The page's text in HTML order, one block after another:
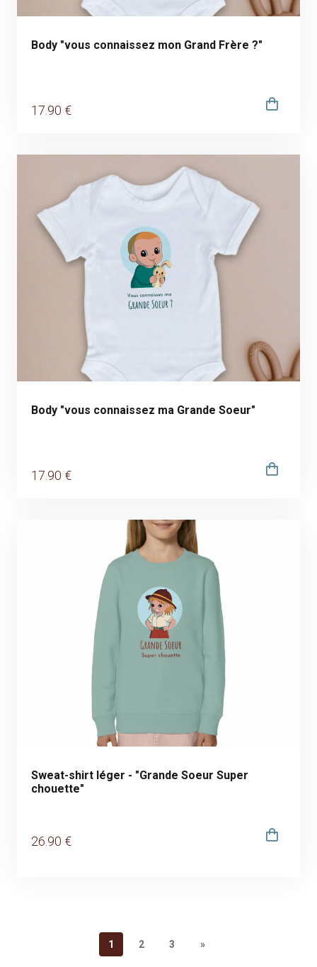
Body "vous connaissez mon Grand Frère ?"
17 .90 €
Body "vous connaissez ma Grande Soeur"
17 .90 €
Sweat-shirt léger - "Grande Soeur Super
chouette"
26 .90 €
1 2 3 »